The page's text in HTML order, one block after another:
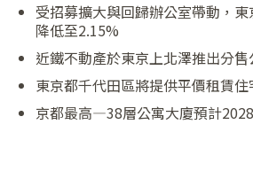
受招募擴大與回歸辦公室帶動，
降低至2.15%
近鐵不動產於東京上北澤推出分
東京都千代田區將提供平價租賃
京都最高—38層公寓大廈預計